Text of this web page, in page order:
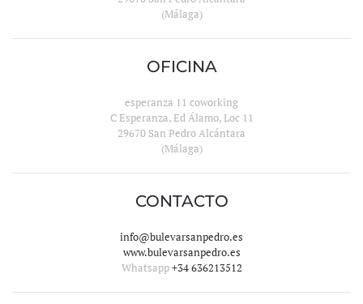
(Málaga)
OFICINA
esperanza 11 coworking
C Esperanza, Ed Álamo, Loc 11
29670 San Pedro Alcántara
(Málaga)
CONTACTO
info@bulevarsanpedro.es
www.bulevarsanpedro.es
Whatsapp+34 636213512